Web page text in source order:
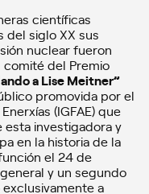
científicas
del siglo XX sus
nuclear fueron
del Premio
a Lise Meitner”
promovida por el
(IGFAE) que
investigadora y
en la historia de la
el 24 de
y un segundo
a